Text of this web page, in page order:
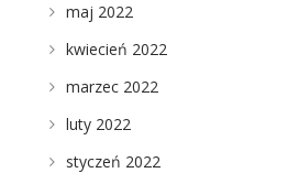
maj 2022
kwiecień 2022
marzec 2022
luty 2022
styczeń 2022